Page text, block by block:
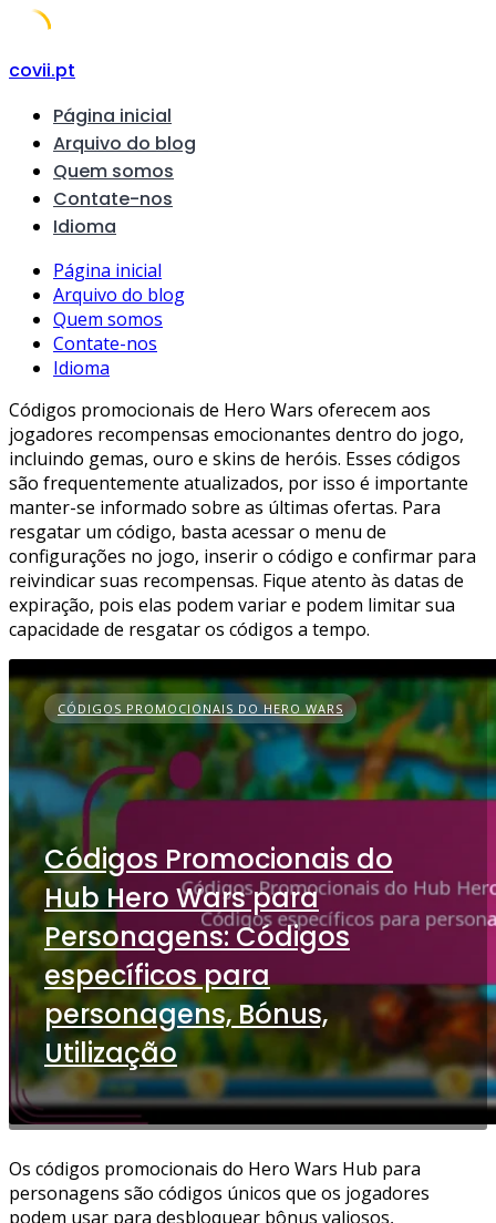
Skip
content
covii.pt
Página inicial
Arquivo do blog
Quem somos
Contate-nos
Idioma
Página inicial
Arquivo do blog
Quem somos
Contate-nos
Idioma
Códigos promocionais de Hero Wars oferecem aos
jogadores recompensas emocionantes dentro do jogo,
incluindo gemas, ouro e skins de heróis. Esses códigos
são frequentemente atualizados, por isso é importante
manter-se informado sobre as últimas ofertas. Para
resgatar um código, basta acessar o menu de
configurações no jogo, inserir o código e confirmar para
reivindicar suas recompensas. Fique atento às datas de
expiração, pois elas podem variar e podem limitar sua
capacidade de resgatar os códigos a tempo.
CÓDIGOS PROMOCIONAIS DO HERO WARS
Códigos Promocionais do
Hub Hero Wars para
Personagens: Códigos
específicos para
personagens, Bónus,
Utilização
Os códigos promocionais do Hero Wars Hub para
personagens são códigos únicos que os jogadores
podem usar para desbloquear bônus valiosos,